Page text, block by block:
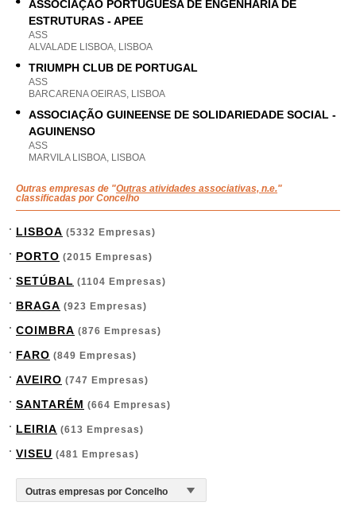
ASSOCIAÇÃO PORTUGUESA DE ENGENHARIA DE
ESTRUTURAS - APEE
ASS
ALVALADE LISBOA, LISBOA
TRIUMPH CLUB DE PORTUGAL
ASS
BARCARENA OEIRAS, LISBOA
ASSOCIAÇÃO GUINEENSE DE SOLIDARIEDADE SOCIAL -
AGUINENSO
ASS
MARVILA LISBOA, LISBOA
Outras empresas de "Outras atividades associativas, n.e."
classificadas por Concelho
LISBOA (5332 Empresas)
PORTO (2015 Empresas)
SETÚBAL (1104 Empresas)
BRAGA (923 Empresas)
COIMBRA (876 Empresas)
FARO (849 Empresas)
AVEIRO (747 Empresas)
SANTARÉM (664 Empresas)
LEIRIA (613 Empresas)
VISEU (481 Empresas)